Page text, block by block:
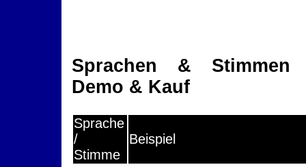
Sprachen &
Demo & Kauf
Sprache
/
Stimme
Beispiel